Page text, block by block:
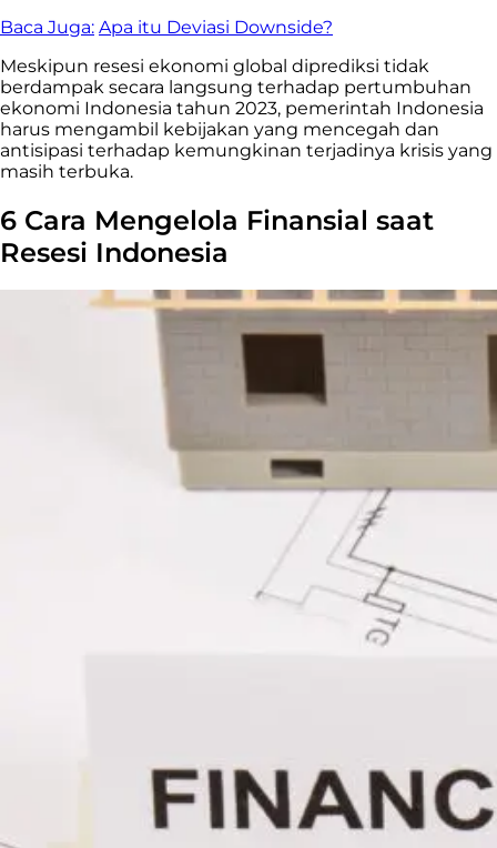
Baca Juga: Apa itu Deviasi Downside?
Meskipun resesi ekonomi global diprediksi tidak
berdampak secara langsung terhadap pertumbuhan
ekonomi Indonesia tahun 2023, pemerintah Indonesia
harus mengambil kebijakan yang mencegah dan
antisipasi terhadap kemungkinan terjadinya krisis yang
masih terbuka.
6 Cara Mengelola Finansial saat
Resesi Indonesia